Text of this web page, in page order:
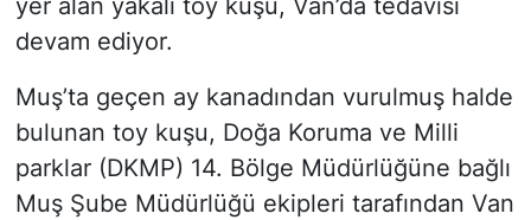
yer alan yakalı toy kuşu, Van’da tedavisi
devam ediyor.
Muş’ta geçen ay kanadından vurulmuş halde
bulunan toy kuşu, Doğa Koruma ve Milli
parklar (DKMP) 14. Bölge Müdürlüğüne bağlı
Muş Şube Müdürlüğü ekipleri tarafından Van